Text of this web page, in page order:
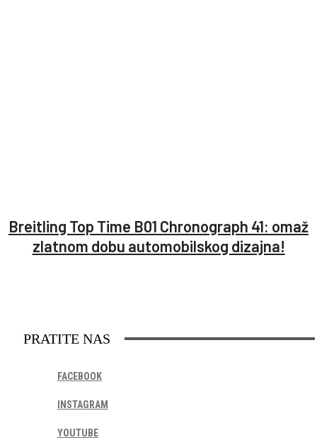
Breitling Top Time B01 Chronograph 41: omaž
zlatnom dobu automobilskog dizajna!
PRATITE NAS
FACEBOOK
INSTAGRAM
YOUTUBE